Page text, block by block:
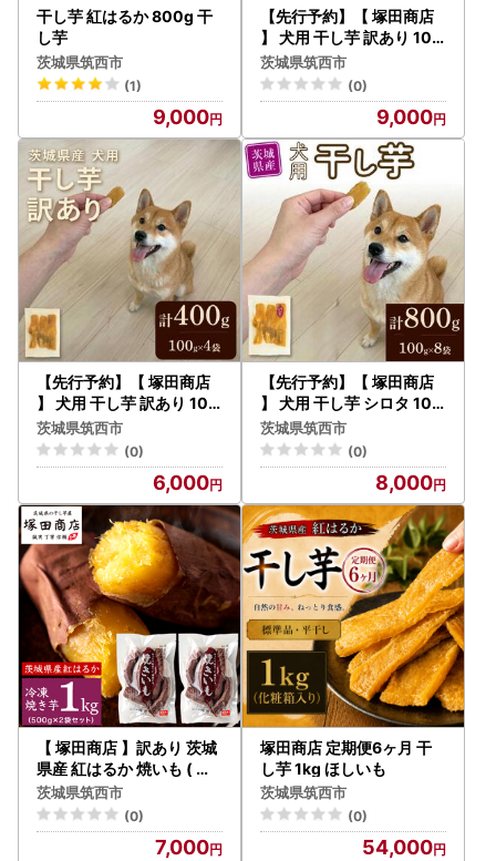
干し芋 紅はるか 800g 干
し芋
茨城県筑西市
(1)
9,000
【先行予約】【 塚田商店
】 犬用 干し芋 訳あり 100
g × 8袋
茨城県筑西市
(0)
9,000
【先行予約】【 塚田商店
】 犬用 干し芋 訳あり 100
g × 4袋 無選別 ドックフー
ド
茨城県筑西市
(0)
6,000
【先行予約】【 塚田商店
】 犬用 干し芋 シロタ 100
g × 8袋
茨城県筑西市
(0)
8,000
【 塚田商店 】訳あり 茨城
県産 紅はるか 焼いも ( 冷
凍 ) Sサイズ 1kg (500g ×
2袋 )
茨城県筑西市
(0)
7,000
塚田商店 定期便6ヶ月 干
し芋 1kg ほしいも
茨城県筑西市
(0)
54,000